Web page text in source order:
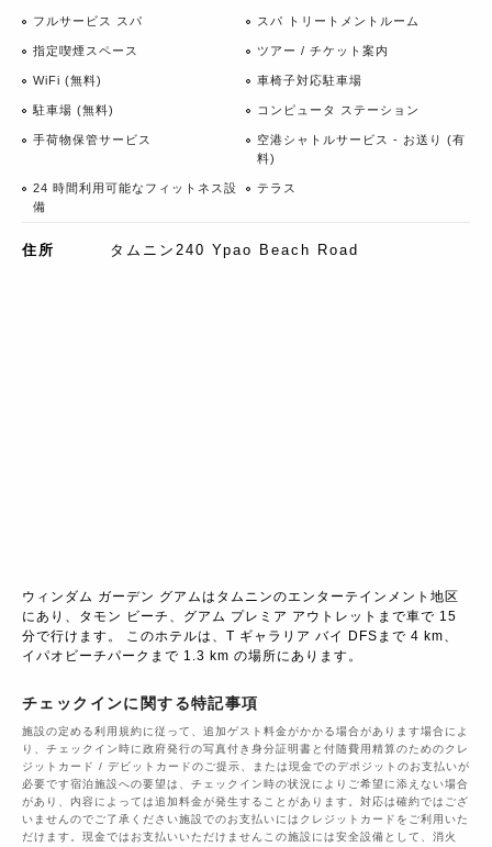
フルサービス スパ スパ トリートメントルーム
指定喫煙スペース ツアー / チケット案内
WiFi (無料) 車椅子対応駐車場
駐車場 (無料) コンピュータ ステーション
手荷物保管サービス
空港シャトルサービス - お送り (有
料)
24 時間利用可能なフィットネス設
備
テラス
住所 タムニン240 Ypao Beach Road
ウィンダム ガーデン グアムはタムニンのエンターテインメント地区
にあり、タモン ビーチ、グアム プレミア アウトレットまで車で 15
分で行けます。 このホテルは、T ギャラリア バイ DFSまで 4 km、
イパオビーチパークまで 1.3 km の場所にあります。
チェックインに関する特記事項
施設の定める利用規約に従って、追加ゲスト料金がかかる場合があります場合によ
り、チェックイン時に政府発行の写真付き身分証明書と付随費用精算のためのクレ
ジットカード / デビットカードのご提示、または現金でのデポジットのお支払いが
必要です宿泊施設への要望は、チェックイン時の状況によりご希望に添えない場合
があり、内容によっては追加料金が発生することがあります。対応は確約ではござ
いませんのでご了承ください施設でのお支払いにはクレジットカードをご利用いた
だけます。現金ではお支払いいただけませんこの施設には安全設備として、消火